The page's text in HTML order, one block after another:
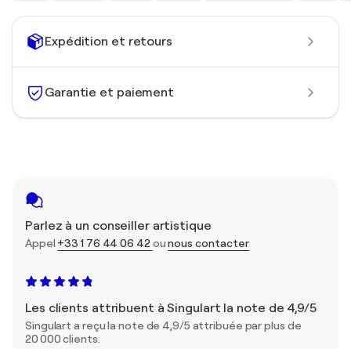
Expédition et retours
Garantie et paiement
Parlez à un conseiller artistique
Appel +33 1 76 44 06 42 ounous contacter
Les clients attribuent à Singulart la note de 4,9/5
Singulart a reçu la note de 4,9/5 attribuée par plus de
20 000 clients.